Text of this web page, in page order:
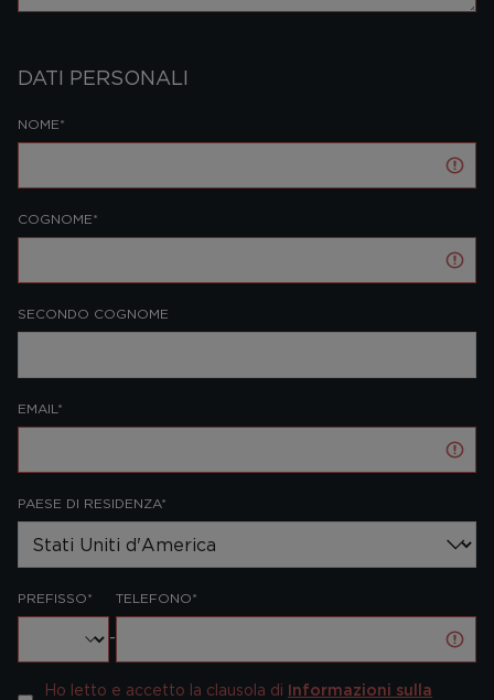
DATI PERSONALI
NOME*
COGNOME*
SECONDO COGNOME
EMAIL*
PAESE DI RESIDENZA*
PREFISSO*
-
TELEFONO*
Ho letto e accetto la clausola di Informazioni sulla